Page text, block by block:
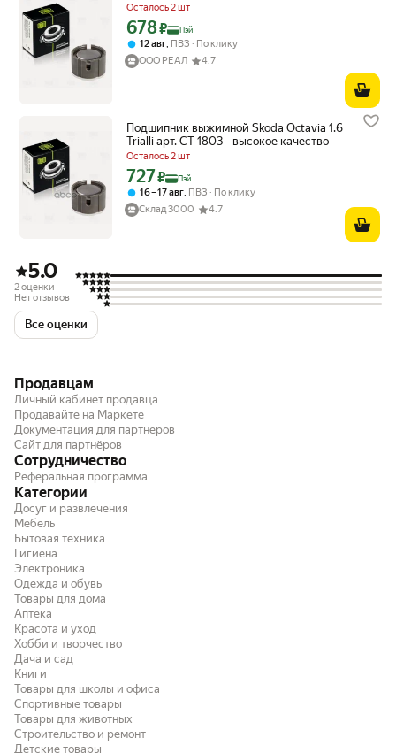
Осталось 2 шт
Цена с картой Яндекс Пэй 678 ₽ вместо
678₽ Пэй
12 авг, ПВЗ
По клику
ООО РЕАЛ
4.7
Подшипник выжимной Skoda Octavia 1.6
Trialli арт. CT 1803 - высокое качество
Осталось 2 шт
Цена с картой Яндекс Пэй 727 ₽ вместо
727₽ Пэй
16 – 17 авг ПВЗ
По клику
Склад 3000
4.7
5.0
2 оценки
Нет отзывов
Все оценки
Продавцам
Личный кабинет продавца
Продавайте на Маркете
Документация для партнёров
Сайт для партнёров
Сотрудничество
Реферальная программа
Категории
Досуг и развлечения
Мебель
Бытовая техника
Гигиена
Электроника
Одежда и обувь
Товары для дома
Аптека
Красота и уход
Хобби и творчество
Дача и сад
Книги
Товары для школы и офиса
Спортивные товары
Товары для животных
Строительство и ремонт
Детские товары